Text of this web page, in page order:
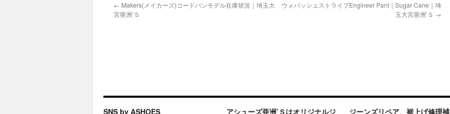
← Makers(メイカーズ)コードバンモデル在庫状況｜埼玉大
宮亜洲’Ｓ
ウォバッシュストライプEngineer Pant｜Sugar Cane｜埼
玉大宮亜洲’Ｓ →
SNS by ASHOES アシューズ亜洲’Ｓはオリジナルジ ジーンズリペア、裾上げ修理補